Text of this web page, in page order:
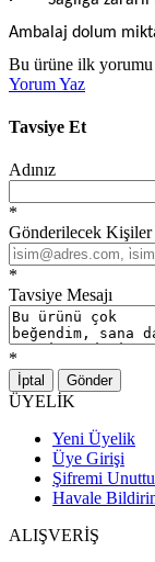
Ambalaj dolum
Bu ürüne ilk yorumu
Yorum Yaz
Tavsiye Et
Adınız
*
Gönderilecek Kişiler
*
Tavsiye Mesajı
*
İptal Gönder
ÜYELİK
Yeni Üyelik
Üye Girişi
Şifremi
Havale
ALIŞVERİŞ